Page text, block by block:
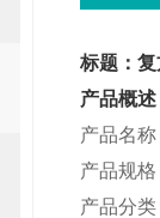
标题：
产品概述
产品名称
产品规
产品分